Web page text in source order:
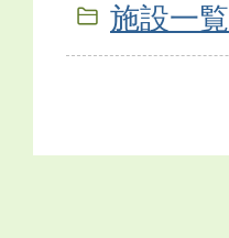
施設一覧